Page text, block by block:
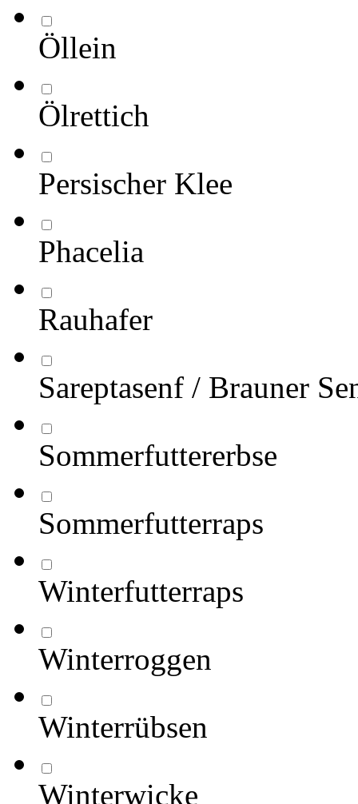
Öllein
Ölrettich
Persischer Klee
Phacelia
Rauhafer
Sareptasenf / Brauner
Sommerfuttererbse
Sommerfutterraps
Winterfutterraps
Winterroggen
Winterrübsen
Winterwicke